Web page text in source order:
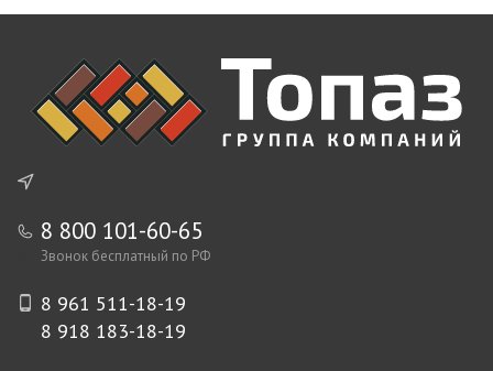
8 800 101-60-65
Звонок бесплатный по РФ
8 961 511-18-19
8 918 183-18-19